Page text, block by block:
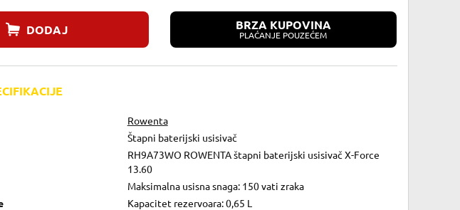
DODAJ BRZA KUPOVINA
PLAĆANJE POUZEĆEM
Rowenta
Štapni baterijski usisivač
RH9A73WO ROWENTA štapni baterijski usisivač X-Force
13.60
Maksimalna usisna snaga: 150 vati zraka
Kapacitet rezervoara: 0,65 L